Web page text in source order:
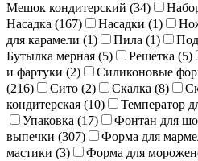
Мешок кондитерский (34)
Насадка (167) Насадки (1)
для карамели (1) Пила (1)
Бутылка мерная (5) Решетка (5)
и фартуки (2)
Силиконовые
(216) Сито (2) Скалка (8)
кондитерская (10) Температор
Упаковка (17) Фонтан для
выпечки (307) Форма для
мастики (3) Форма для